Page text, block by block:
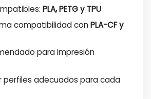
PLA, PETG y TPU
compatibilidad conPLA-CF y
para impresión
perfiles adecuados para cada